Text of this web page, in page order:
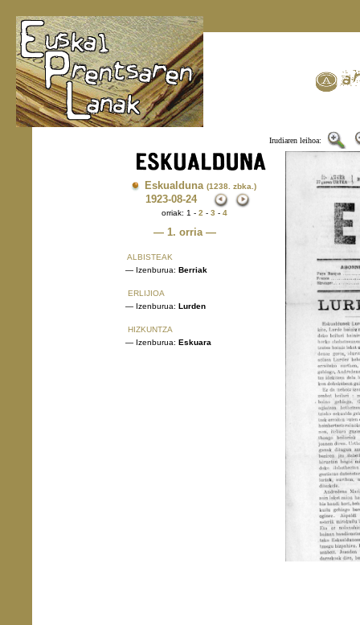
Irudiaren leihoa:
Eskualduna (1238. zbka.)
1923-08-24
orriak: 1 - 2 - 3 - 4
— 1. orria —
ALBISTEAK
— Izenburua: Berriak
ERLIJIOA
— Izenburua: Lurden
HIZKUNTZA
— Izenburua: Eskuara